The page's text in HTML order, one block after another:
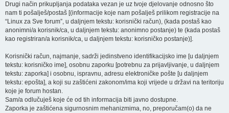
Drugi način prikupljanja podataka vezan je uz tvoje djelovanje odnosno što
nam ti pošalješ/postaš [(informacije koje nam pošalješ prilikom registracije na
“Linux za Sve forum”, u daljnjem tekstu: korisnički račun), (kada postaš kao
anonimni/a korisnik/ca, u daljnjem tekstu: anonimno postanje) te (kada postaš
kao registriran/a korisnik/ca, u daljnjem tekstu: korisničko postanje)].
Korisnički račun, najmanje, sadrži jedinstveno identifikacijsko ime [u daljnjem
tekstu: korisničko ime], osobnu zaporku [potrebnu za prijavljivanje, u daljnjem
tekstu: zaporka] i osobnu, ispravnu, adresu elektroničke pošte [u daljnjem
tekstu: epošta], a koji su zaštićeni zakonom/ima koji vrijede u državi na teritoriju
koje je forum hostan.
Sam/a odlučuješ koje će od tih informacija biti javno dostupne.
Zaporka je zaštićena sigurnosnim mehanizmima, no, preporučam(o) da ne